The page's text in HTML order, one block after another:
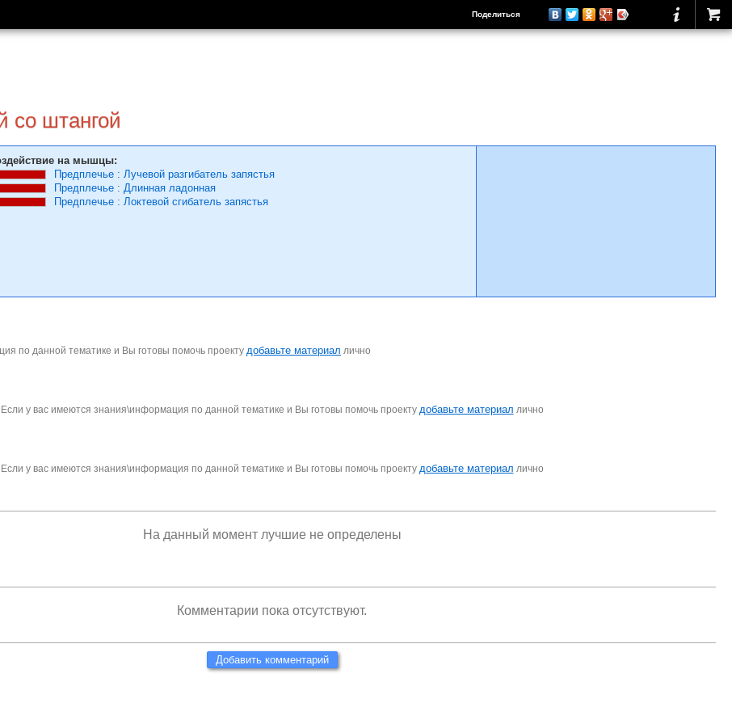
Поделиться
со штангой
на мышцы:
Предплечье : Лучевой разгибатель запястья
Предплечье : Длинная ладонная
Предплечье : Локтевой сгибатель запястья
по данной тематике и Вы готовы помочь проекту добавьте материал лично
Если у вас имеются знания\информация по данной тематике и Вы готовы помочь проекту добавьте материал лично
Если у вас имеются знания\информация по данной тематике и Вы готовы помочь проекту добавьте материал лично
На данный момент лучшие не определены
Комментарии пока отсутствуют.
Добавить комментарий